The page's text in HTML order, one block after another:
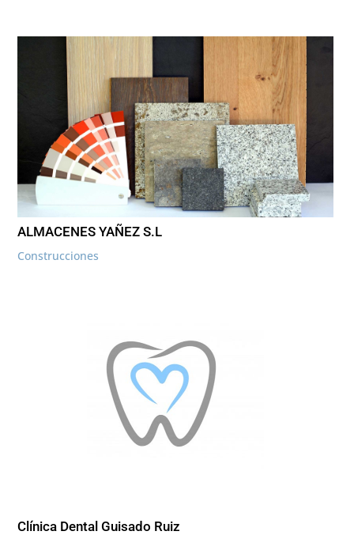
ALMACENES YAÑEZ S.L
Construcciones
Clínica Dental Guisado Ruiz